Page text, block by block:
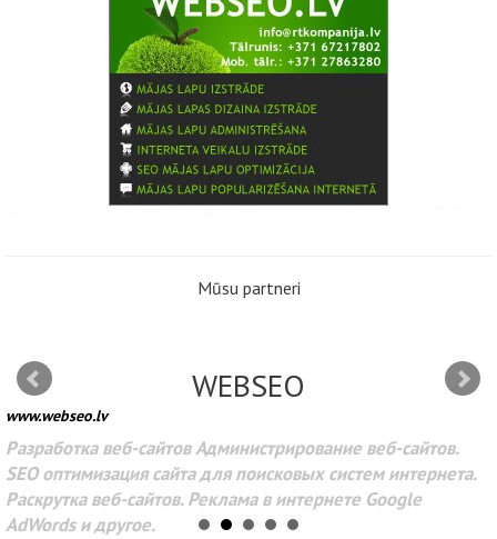
Mūsu partneri
WEBSEO
www.webseo.lv
Разработка веб-сайтов Администрирование веб-сайтов.
SEO оптимизация сайта для поисковых систем интернета.
Раскрутка веб-сайтов. Реклама в интернете Google
AdWords и другое.